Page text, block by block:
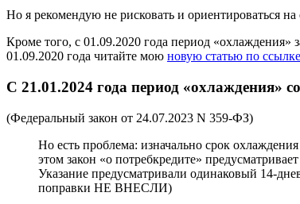
Но я рекомендую не рисковать и ориентироваться
Кроме того, с 01.09.2020 года период «охлаждения»
01.09.2020 года читайте мою новую статью по ссылке
С 21.01.2024 года период «охлаждения»
(Федеральный закон от 24.07.2023 N 359-ФЗ)
Но есть проблема: изначально срок
этом закон «о потребкредите»
Указание предусматривали одинаковый 14-
поправки НЕ ВНЕСЛИ)